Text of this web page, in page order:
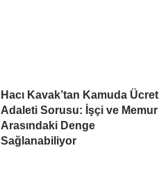
Hacı Kavak’tan Kamuda Ücret
Adaleti Sorusu: İşçi ve Memur
Arasındaki Denge
Sağlanabiliyor